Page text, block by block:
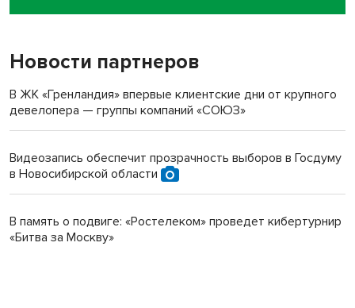
пенсионерки на вокзале
Новости партнеров
В ЖК «Гренландия» впервые клиентские дни от крупного
девелопера — группы компаний «СОЮЗ»
Видеозапись обеспечит прозрачность выборов в Госдуму
в Новосибирской области
В память о подвиге: «Ростелеком» проведет кибертурнир
«Битва за Москву»